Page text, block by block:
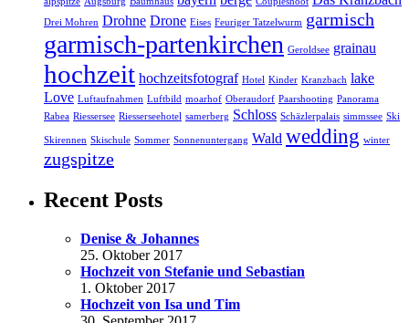
Drei Mohren Drohne Drone Eises Feuriger Tatzelwurm garmisch
garmisch-partenkirchen Geroldsee grainau
hochzeit hochzeitsfotograf Hotel Kinder Kranzbach lake
Love Luftaufnahmen Luftbild moarhof Oberaudorf Paarshooting Panorama
Rabea Riessersee Riesserseehotel samerberg Schloss Schäzlerpalais simmssee Ski
Skirennen Skischule Sommer Sonnenuntergang Wald wedding winter
zugspitze
Recent Posts
Denise & Johannes
25. Oktober 2017
Hochzeit von Stefanie und Sebastian
1. Oktober 2017
Hochzeit von Isa und Tim